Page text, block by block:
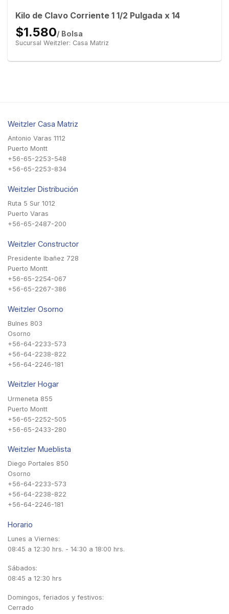
Kilo de Clavo Corriente 1 1/2 Pulgada x 14
$1.580/ Bolsa
Sucursal Weitzler: Casa Matriz
Weitzler Casa Matriz
Antonio Varas 1112
Puerto Montt
+56-65-2253-548
+56-65-2253-834
Weitzler Distribución
Ruta 5 Sur 1012
Puerto Varas
+56-65-2487-200
Weitzler Constructor
Presidente Ibañez 728
Puerto Montt
+56-65-2254-067
+56-65-2267-386
Weitzler Osorno
Bulnes 803
Osorno
+56-64-2233-573
+56-64-2238-822
+56-64-2246-181
Weitzler Hogar
Urmeneta 855
Puerto Montt
+56-65-2252-505
+56-65-2433-280
Weitzler Mueblista
Diego Portales 850
Osorno
+56-64-2233-573
+56-64-2238-822
+56-64-2246-181
Horario
Lunes a Viernes:
08:45 a 12:30 hrs. - 14:30 a 18:00 hrs.
Sábados:
08:45 a 12:30 hrs
Domingos, feriados y festivos:
Cerrado